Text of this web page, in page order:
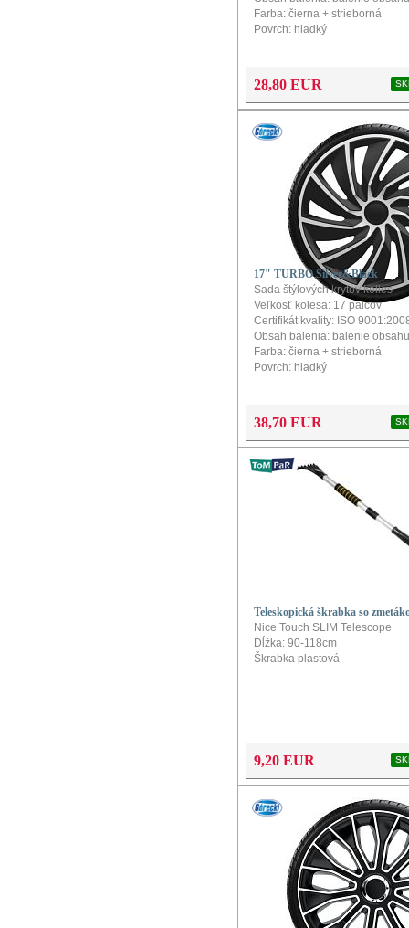
Farba: čierna + strieborná
Povrch: hladký
28,80 EUR
17" TURBO Silver&Black
Sada štýlových krytov kolies
Veľkosť kolesa: 17 palcov
Certifikát kvality: ISO
Obsah balenia: balenie
Farba: čierna + strieborná
Povrch: hladký
38,70 EUR
Teleskopická škrabka so
Nice Touch SLIM Telescope
Dĺžka: 90-118cm
Škrabka plastová
9,20 EUR